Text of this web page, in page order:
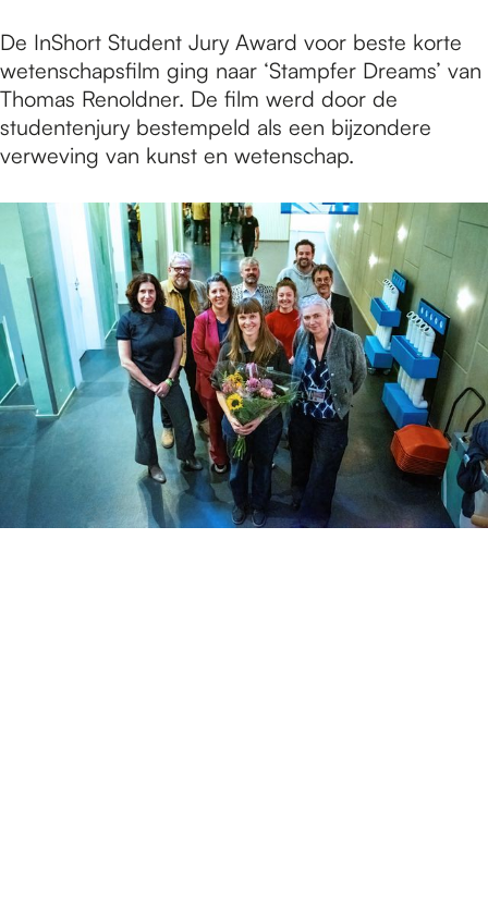
De InShort Student Jury Award voor beste korte
wetenschapsfilm ging naar ‘Stampfer Dreams’ van
Thomas Renoldner. De film werd door de
studentenjury bestempeld als een bijzondere
verweving van kunst en wetenschap.